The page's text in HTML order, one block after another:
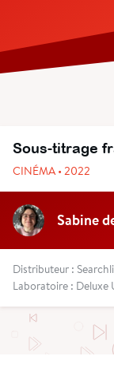
Sous-titrage
CINÉMA • 2022
Sabine
Distributeur :
Laboratoire : Deluxe